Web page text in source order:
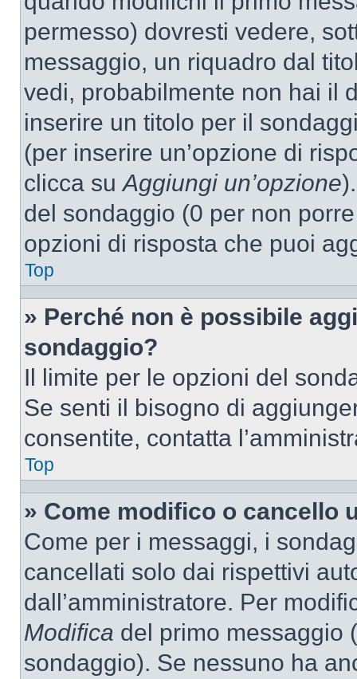
permesso) dovresti vedere,
messaggio, un riquadro dal
vedi, probabilmente non hai il
inserire un titolo per il
(per inserire un’opzione di
clicca suAggiungi un’opzione
del sondaggio (0 per non
opzioni di risposta che puoi
Top
» Perché non è possibile
sondaggio?
Il limite per le opzioni del
Se senti il bisogno di
consentite, contatta
Top
» Come modifico o cancello
Come per i messaggi, i
cancellati solo dai rispettivi
dall’amministratore. Per
Modifica del primo messaggio
sondaggio). Se nessuno ha